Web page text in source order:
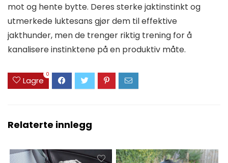
mot og hente bytte. Deres sterke jaktinstinkt og
utmerkede luktesans gjør dem til effektive
jakthunder, men de trenger riktig trening for å
kanalisere instinktene på en produktiv måte.
Lagre
0
Relaterte innlegg